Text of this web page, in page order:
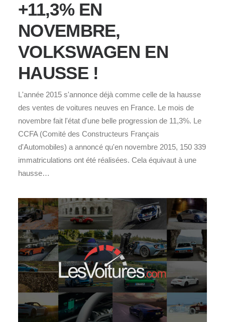
+11,3% EN
NOVEMBRE,
VOLKSWAGEN EN
HAUSSE !
L'année 2015 s'annonce déjà comme celle de la hausse
des ventes de voitures neuves en France. Le mois de
novembre fait l'état d'une belle progression de 11,3%. Le
CCFA (Comité des Constructeurs Français
d'Automobiles) a annoncé qu'en novembre 2015, 150 339
immatriculations ont été réalisées. Cela équivaut à une
hausse…